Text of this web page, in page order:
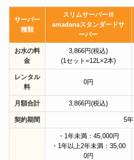
サーバー
種類
スリムサーバーⅢ
amadanaスタンダードサ
ーバー
お水の料
金
3,866円(税込)
(1セット=12L×2本)
レンタル
料
0円
月額合計 3,866円(税込)
契約期間 5年
・1年未満：45,000円
・1年以上2年未満：35,00
0円